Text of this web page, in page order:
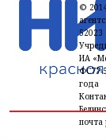
©
52023
ИА
ФС77-
года
почта